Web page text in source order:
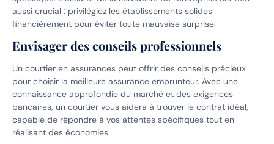
aussi crucial : privilégiez les établissements solides
financièrement pour éviter toute mauvaise surprise.
Envisager des conseils professionnels
Un courtier en assurances peut offrir des conseils précieux
pour choisir la meilleure assurance emprunteur. Avec une
connaissance approfondie du marché et des exigences
bancaires, un courtier vous aidera à trouver le contrat idéal,
capable de répondre à vos attentes spécifiques tout en
réalisant des économies.